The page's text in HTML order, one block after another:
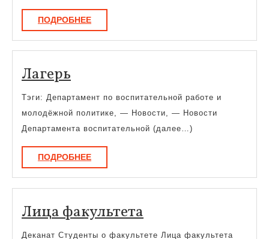
ПОДРОБНЕЕПОДРОБНЕЕ
ЛагерьЛагерь
Тэги: Департамент по воспитательной работе и
молодёжной политике, — Новости, — Новости
Департамента воспитательной (далее…)
ПОДРОБНЕЕПОДРОБНЕЕ
Лица факультета
факультета
Деканат Студенты о факультете Лица факультета